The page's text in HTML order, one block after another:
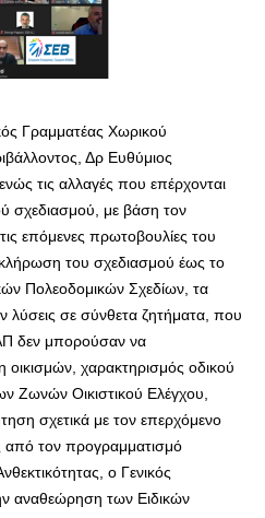
Γραμματέας Χωρικού
Δρ Ευθύμιος
τις αλλαγές που επέρχονται
σχεδιασμού, με βάση τον
επόμενες πρωτοβουλίες του
του σχεδιασμού έως το
Πολεοδομικών Σχεδίων, τα
λύσεις σε σύνθετα ζητήματα, που
δεν μπορούσαν να
οικισμών, χαρακτηρισμός οδικού
Ζωνών Οικιστικού Ελέγχου,
σχετικά με τον επερχόμενο
τον προγραμματισμό
ο Γενικός
αναθεώρηση των Ειδικών